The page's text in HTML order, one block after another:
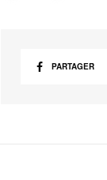
PARTAGER